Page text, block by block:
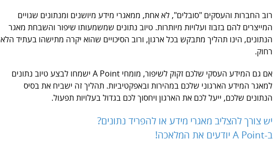
רוב החברות והעסקים "סובלים", לא אחת, ממאגרי מידע מיושנים ומנתונים שגויים
המייצרים להם בזבוז ועלויות מיותרות. טיוב נתונים שמשמעותו שיפור והשבחת מאגר
הנתונים, הינו תהליך מתבקש בכל ארגון, ורוב הסיכויים שהוא יקרה מתישהו בעתיד הלא
רחוק.
אם גם המידע העסקי שלכם זקוק לשיפור, מומחי A Point ישמחו לבצע טיוב נתונים
למאגר המידע הארגוני שלכם במהירות ובאפקטיביות. תהליך זה ישביח את בסיס
הנתונים שלכם, ייעל לכם את הארגון ויחסוך לכם בגדול בעלויות תפעול.
יש צורך להצליב מאגרי מידע או להפריד נתונים?
ב-A Point יודעים את המלאכה!